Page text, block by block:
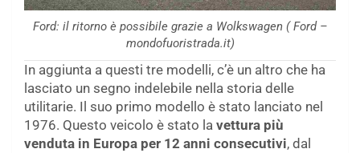
Ford: il ritorno è possibile grazie a Wolkswagen ( Ford –
mondofuoristrada.it)
In aggiunta a questi tre modelli, c’è un altro che ha
lasciato un segno indelebile nella storia delle
utilitarie. Il suo primo modello è stato lanciato nel
1976. Questo veicolo è stato la vettura più
venduta in Europa per 12 anni consecutivi, dal